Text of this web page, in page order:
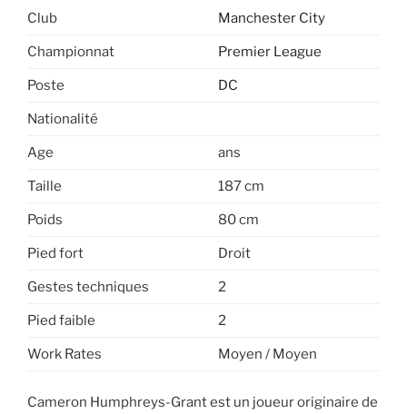
Club Manchester City
Championnat Premier League
Poste DC
Nationalité
Age ans
Taille 187 cm
Poids 80 cm
Pied fort Droit
Gestes techniques 2
Pied faible 2
Work Rates Moyen / Moyen
Cameron Humphreys-Grant est un joueur originaire de